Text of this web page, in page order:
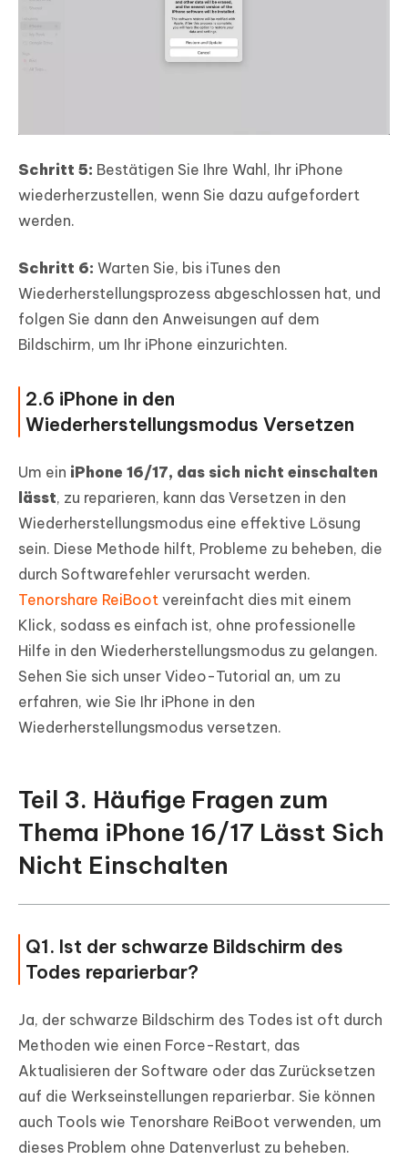
Schritt 5: Bestätigen Sie Ihre Wahl, Ihr iPhone
wiederherzustellen, wenn Sie dazu aufgefordert
werden.
Schritt 6: Warten Sie, bis iTunes den
Wiederherstellungsprozess abgeschlossen hat, und
folgen Sie dann den Anweisungen auf dem
Bildschirm, um Ihr iPhone einzurichten.
2.6 iPhone in den
Wiederherstellungsmodus Versetzen
Um ein iPhone 16/17, das sich nicht einschalten
lässt, zu reparieren, kann das Versetzen in den
Wiederherstellungsmodus eine effektive Lösung
sein. Diese Methode hilft, Probleme zu beheben, die
durch Softwarefehler verursacht werden.
Tenorshare ReiBoot vereinfacht dies mit einem
Klick, sodass es einfach ist, ohne professionelle
Hilfe in den Wiederherstellungsmodus zu gelangen.
Sehen Sie sich unser Video-Tutorial an, um zu
erfahren, wie Sie Ihr iPhone in den
Wiederherstellungsmodus versetzen.
Teil 3. Häufige Fragen zum
Thema iPhone 16/17 Lässt Sich
Nicht Einschalten
Q1. Ist der schwarze Bildschirm des
Todes reparierbar?
Ja, der schwarze Bildschirm des Todes ist oft durch
Methoden wie einen Force-Restart, das
Aktualisieren der Software oder das Zurücksetzen
auf die Werkseinstellungen reparierbar. Sie können
auch Tools wie Tenorshare ReiBoot verwenden, um
dieses Problem ohne Datenverlust zu beheben.